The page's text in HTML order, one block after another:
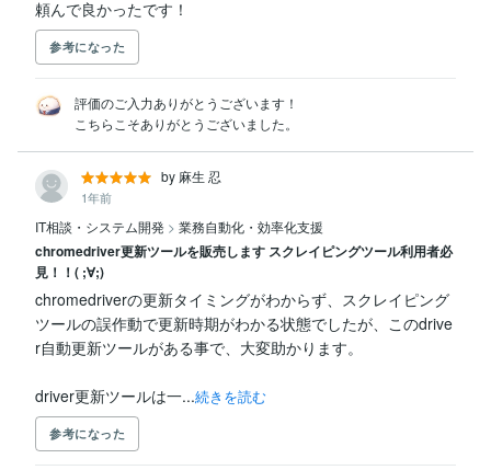
頼んで良かったです！
参考になった
評価のご入力ありがとうございます！
こちらこそありがとうございました。
by 麻生 忍
1年前
IT相談・システム開発 > 業務自動化・効率化支援
chromedriver更新ツールを販売します スクレイピングツール利用者必
見！！( ;∀;)
chromedriverの更新タイミングがわからず、スクレイピング
ツールの誤作動で更新時期がわかる状態でしたが、このdrive
r自動更新ツールがある事で、大変助かります。
driver更新ツールは一...続きを読む
参考になった